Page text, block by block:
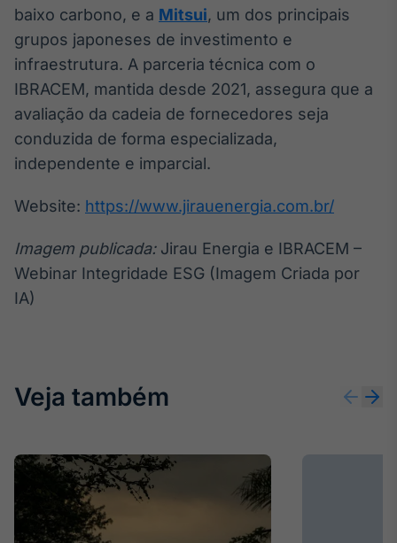
baixo carbono, e a Mitsui, um dos principais
grupos japoneses de investimento e
infraestrutura. A parceria técnica com o
IBRACEM, mantida desde 2021, assegura que a
avaliação da cadeia de fornecedores seja
conduzida de forma especializada,
independente e imparcial.
Website: https://www.jirauenergia.com.br/
Imagem publicada:Jirau Energia e IBRACEM –
Webinar Integridade ESG (Imagem Criada por
IA)
Veja também